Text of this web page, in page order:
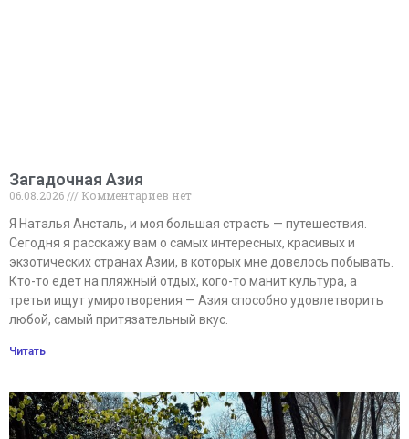
Загадочная Азия
06.08.2026
Комментариев нет
Я Наталья Ансталь, и моя большая страсть — путешествия.
Сегодня я расскажу вам о самых интересных, красивых и
экзотических странах Азии, в которых мне довелось побывать.
Кто-то едет на пляжный отдых, кого-то манит культура, а
третьи ищут умиротворения — Азия способно удовлетворить
любой, самый притязательный вкус.
Читать